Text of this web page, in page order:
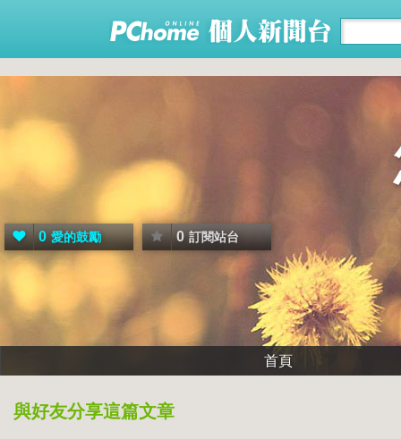
0 愛的鼓勵 0 訂閱站台
首頁
與好友分享這篇文章